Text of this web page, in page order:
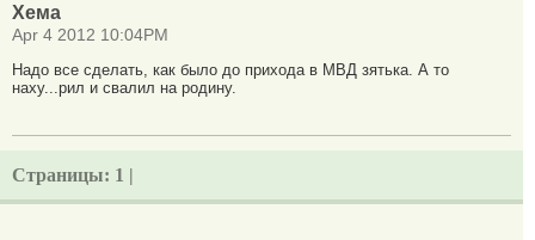
Хема
Apr 4 2012 10:04PM
Надо все сделать, как было до прихода в МВД зятька. А то
наху...рил и свалил на родину.
Страницы: 1 |